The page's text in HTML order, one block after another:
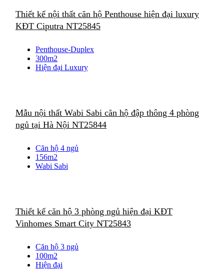
Thiết kế nội thất căn hộ Penthouse hiện đại luxury
KĐT Ciputra NT25845
Penthouse-Duplex
300m2
Hiện đại Luxury
Mẫu nội thất Wabi Sabi căn hộ đập thông 4 phòng
ngủ tại Hà Nội NT25844
Căn hộ 4 ngủ
156m2
Wabi Sabi
Thiết kế căn hộ 3 phòng ngủ hiện đại KĐT
Vinhomes Smart City NT25843
Căn hộ 3 ngủ
100m2
Hiện đại